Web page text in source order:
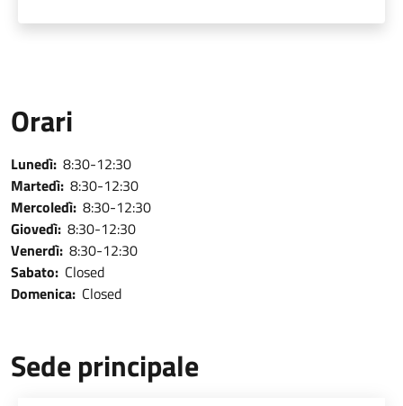
Orari
Lunedì: 8:30-12:30
Martedì: 8:30-12:30
Mercoledì: 8:30-12:30
Giovedì: 8:30-12:30
Venerdì: 8:30-12:30
Sabato: Closed
Domenica: Closed
Sede principale